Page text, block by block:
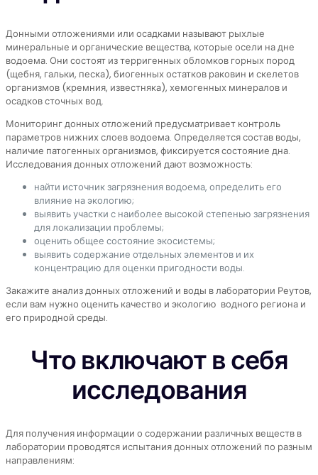
Донными отложениями или осадками называют рыхлые
минеральные и органические вещества, которые осели на дне
водоема. Они состоят из терригенных обломков горных пород
(щебня, гальки, песка), биогенных остатков раковин и скелетов
организмов (кремния, известняка), хемогенных минералов и
осадков сточных вод.
Мониторинг донных отложений предусматривает контроль
параметров нижних слоев водоема. Определяется состав воды,
наличие патогенных организмов, фиксируется состояние дна.
Исследования донных отложений дают возможность:
найти источник загрязнения водоема, определить его
влияние на экологию;
выявить участки с наиболее высокой степенью загрязнения
для локализации проблемы;
оценить общее состояние экосистемы;
выявить содержание отдельных элементов и их
концентрацию для оценки пригодности воды.
Закажите анализ донных отложений и воды в лаборатории Реутов,
если вам нужно оценить качество и экологию водного региона и
его природной среды.
Что включают в себя
исследования
Для получения информации о содержании различных веществ в
лаборатории проводятся испытания донных отложений по разным
направлениям: